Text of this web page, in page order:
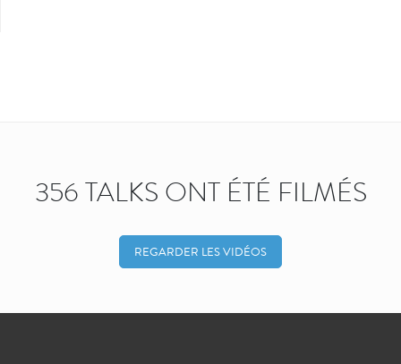
356 TALKS ONT ÉTÉ FILMÉS
REGARDER LES VIDÉOS